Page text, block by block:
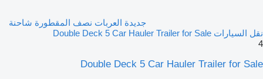
جديدة العربات نصف المقطورة شاحنة
نقل السيارات Double Deck 5 Car Hauler Trailer for Sale
4
Double Deck 5 Car Hauler Trailer for Sale